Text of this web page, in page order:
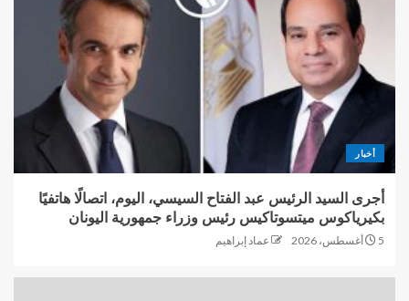
أخبار
أجرى السيد الرئيس عبد الفتاح السيسي، اليوم، اتصالًا هاتفيًا
بكيرياكوس ميتسوتاكيس رئيس وزراء جمهورية اليونان
5 أغسطس، 2026 عماد إبراهيم